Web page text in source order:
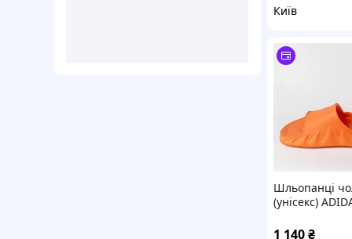
Київ
Шльопанці
(унісекс)
хвилею
різні кольори)
1 140₴